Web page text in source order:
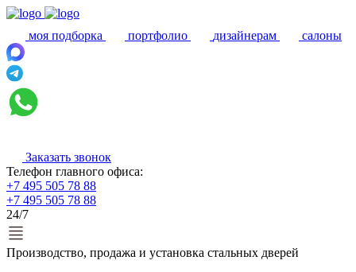
моя подборка портфолио дизайнерам салоны
Заказать звонок
Телефон главного офиса:
+7 495 505 78 88
+7 495 505 78 88
24/7
Производство, продажа и установка стальных дверей